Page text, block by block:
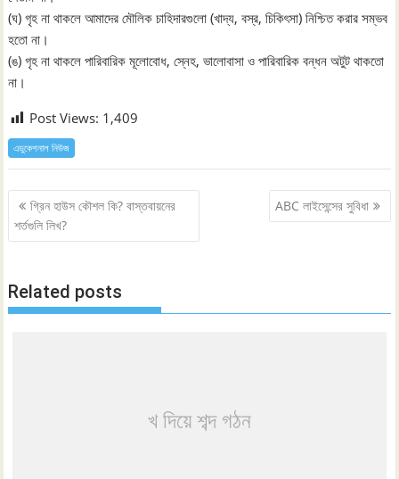
(ঘ) গৃহ না থাকলে আমাদের মৌলিক চাহিদারগুলো (খাদ্য, বস্র, চিকিৎসা) নিশ্চিত করার সম্ভব
হতো না।
(ঙ) গৃহ না থাকলে পারিবারিক মূলোবোধ, স্নেহ, ভালোবাসা ও পারিবারিক বন্ধন অটুট থাকতো
না।
Post Views: 1,409
এডুকেশনাল নিউজ
Post
navigation
গ্রিন হাউস কৌশল কি? বাস্তবায়নের
শর্তগুলি লিখ?
ABC লাইসেন্সের সুবিধা
Related posts
খ দিয়ে শব্দ গঠন